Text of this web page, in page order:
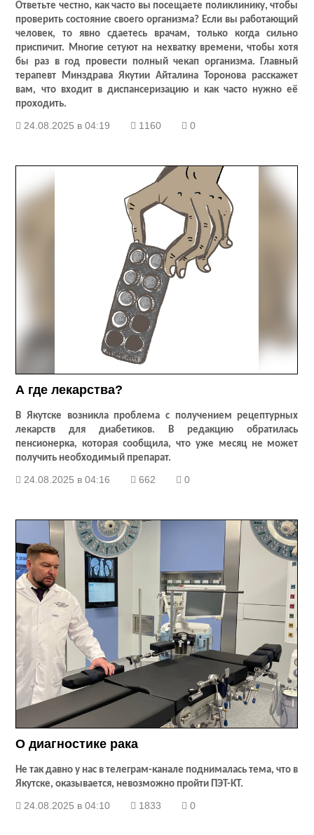
Ответьте честно, как часто вы посещаете поликлинику, чтобы
проверить состояние своего организма? Если вы работающий
человек, то явно сдаетесь врачам, только когда сильно
приспичит. Многие сетуют на нехватку времени, чтобы хотя
бы раз в год провести полный чекап организма. Главный
терапевт Минздрава Якутии Айталина Торонова расскажет
вам, что входит в диспансеризацию и как часто нужно её
проходить.
24.08.2025 в 04:19 1160 0
А где лекарства?
В Якутске возникла проблема с получением рецептурных
лекарств для диабетиков. В редакцию обратилась
пенсионерка, которая сообщила, что уже месяц не может
получить необходимый препарат.
24.08.2025 в 04:16 662 0
О диагностике рака
Не так давно у нас в телеграм-канале поднималась тема, что в
Якутске, оказывается, невозможно пройти ПЭТ-КТ.
24.08.2025 в 04:10 1833 0